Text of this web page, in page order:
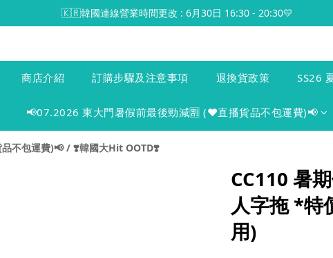
🇰🇷韓國連線營業時間更改 : 6月30日 16:30 - 20:30💛
商店介紹 訂購步驟及注意事項 退換貨政策 SS26
📢07.2026 東大門暑假前最後勁減🈹 (♥️直播貨品不包運費)📢
不包運費)📢/ ❣️韓國大Hit OOTD❣️
CC110 暑
人字拖 *特
用)